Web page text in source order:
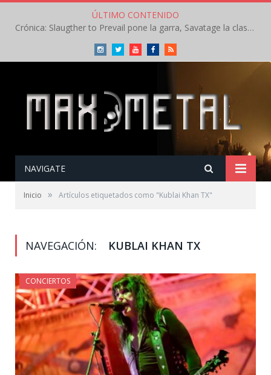
ÚLTIMO CONTENIDO
Crónica: Slaugther to Prevail pone la garra, Savatage la clase en la apertura del Leyendas del Rock – Miércoles – Agosto 2026
InstagramTwitterYoutubeFacebookRSS
NAVIGATE
Inicio » Artículos etiquetados como "Kublai Khan TX"
NAVEGACIÓN: KUBLAI KHAN TX
CONCIERTOS